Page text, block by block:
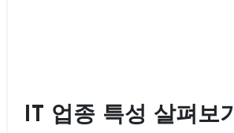
IT 업종 특성 살펴보기